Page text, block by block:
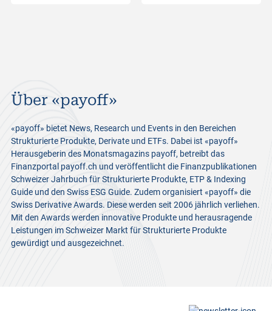
Über «payoff»
«payoff» bietet News, Research und Events in den Bereichen
Strukturierte Produkte, Derivate und ETFs. Dabei ist «payoff»
Herausgeberin des Monatsmagazins payoff, betreibt das
Finanzportal payoff.ch und veröffentlicht die Finanzpublikationen
Schweizer Jahrbuch für Strukturierte Produkte, ETP & Indexing
Guide und den Swiss ESG Guide. Zudem organisiert «payoff» die
Swiss Derivative Awards. Diese werden seit 2006 jährlich verliehen.
Mit den Awards werden innovative Produkte und herausragende
Leistungen im Schweizer Markt für Strukturierte Produkte
gewürdigt und ausgezeichnet.